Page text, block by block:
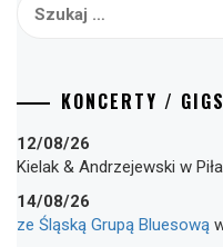
KONCERTY /
12/08/26
Kielak & Andrzejewski w Piła
14/08/26
ze Śląską Grupą Bluesową